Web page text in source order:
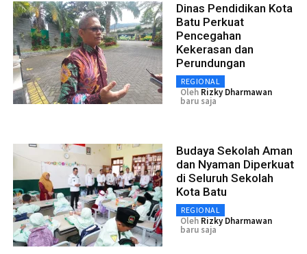
Dinas Pendidikan Kota
Batu Perkuat
Pencegahan
Kekerasan dan
Perundungan
REGIONAL
Oleh Rizky Dharmawan
baru saja
Budaya Sekolah Aman
dan Nyaman Diperkuat
di Seluruh Sekolah
Kota Batu
REGIONAL
Oleh Rizky Dharmawan
baru saja